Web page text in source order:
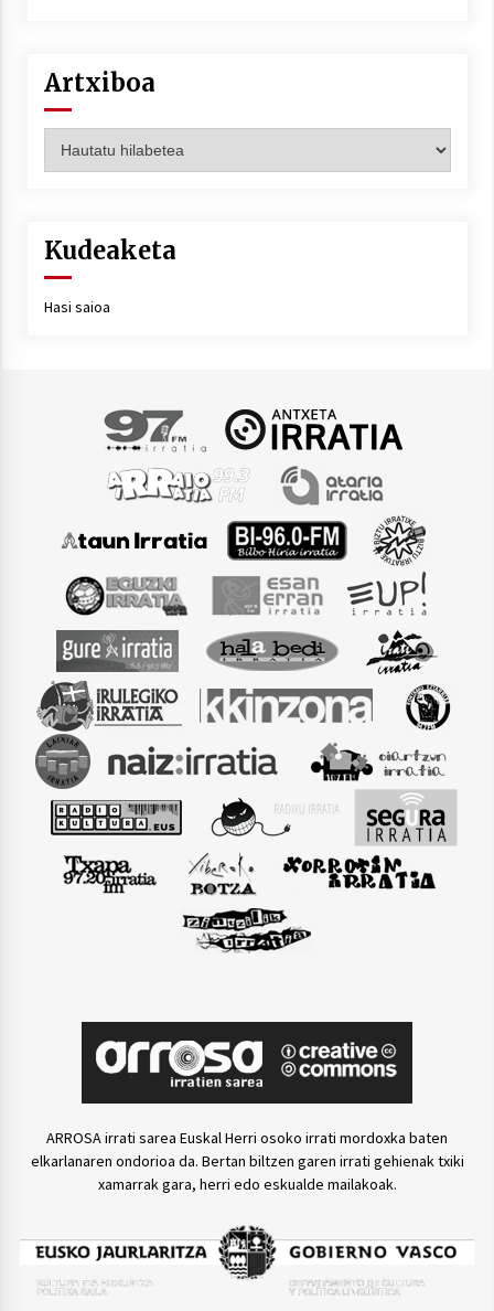
Artxiboa
Kudeaketa
Hasi saioa
ARROSA irrati sarea Euskal Herri osoko irrati mordoxka baten
elkarlanaren ondorioa da. Bertan biltzen garen irrati gehienak txiki
xamarrak gara, herri edo eskualde mailakoak.